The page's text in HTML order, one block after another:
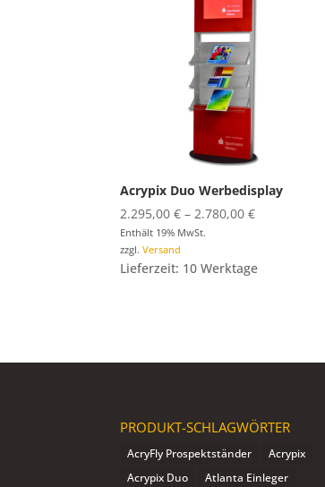
Acrypix Duo Werbedisplay
2.295,00€ –2.780,00€Preisspanne:
2.780,00 €
Enthält 19% MwSt.
zzgl.Versand
Lieferzeit: 10 Werktage
PRODUKT-SCHLAGWÖRTER
AcryFly Prospektständer
Acrypix
Acrypix Duo
Atlanta Einleger